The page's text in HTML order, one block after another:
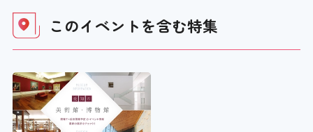
このイベントを含む特集